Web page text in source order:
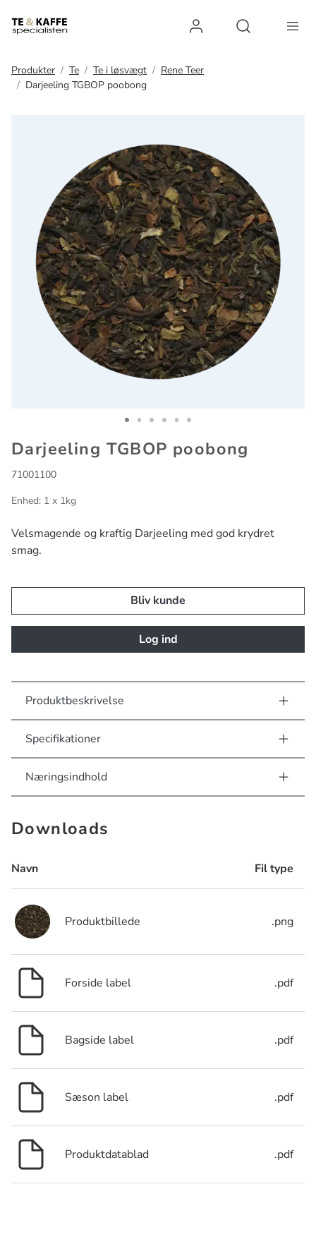
Log ind
Produkter Te Te i løsvægt
Rene Teer
Darjeeling TGBOP poobong
Darjeeling TGBOP poobong
71001100
Enhed: 1 x 1kg
Velsmagende og kraftig Darjeeling med god krydret
smag.
Bliv kunde
Log ind
Produktbeskrivelse
Specifikationer
Næringsindhold
Downloads
Navn Fil type
Produktbillede .png
Forside label .pdf
Bagside label .pdf
Sæson label .pdf
Produktdatablad .pdf